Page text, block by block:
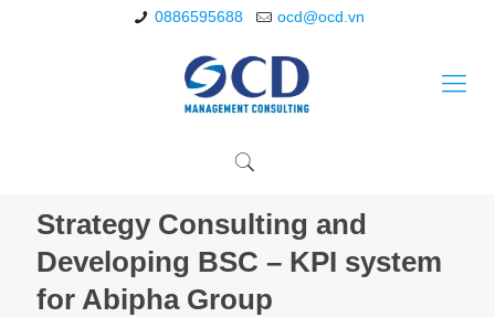
0886595688 ocd@ocd.vn
Strategy Consulting and
Developing BSC – KPI system
for Abipha Group